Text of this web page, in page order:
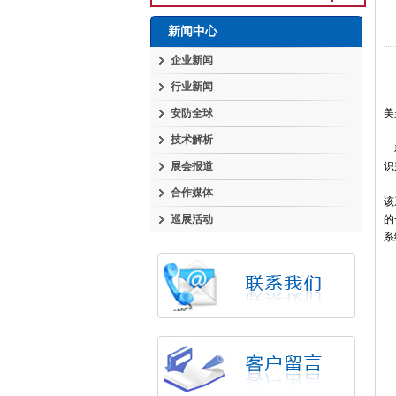
新闻中心
企业新闻
行业新闻
安防全球
技术解析
展会报道
合作媒体
巡展活动